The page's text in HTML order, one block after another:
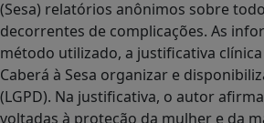
(Sesa) relatórios anônimos sobre
decorrentes de complicações. As
método utilizado, a justificativa
Caberá à Sesa organizar e
(LGPD). Na justificativa, o autor
voltadas à proteção da mulher e da